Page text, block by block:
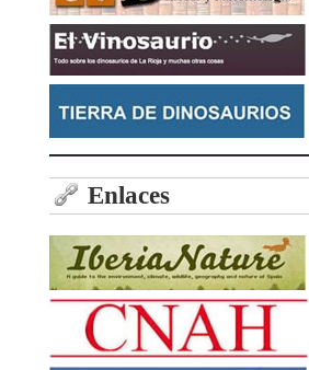
Enlaces